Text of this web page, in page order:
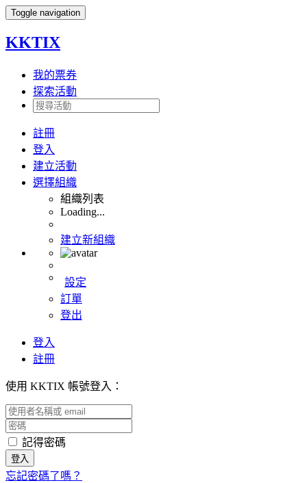
Toggle navigation
KKTIX
我的票券
探索活動
註冊
登入
建立活動
選擇組織
組織列表
Loading...
建立新組織
設定
訂單
登出
登入
註冊
使用 KKTIX 帳號登入：
記得密碼
忘記密碼了嗎？